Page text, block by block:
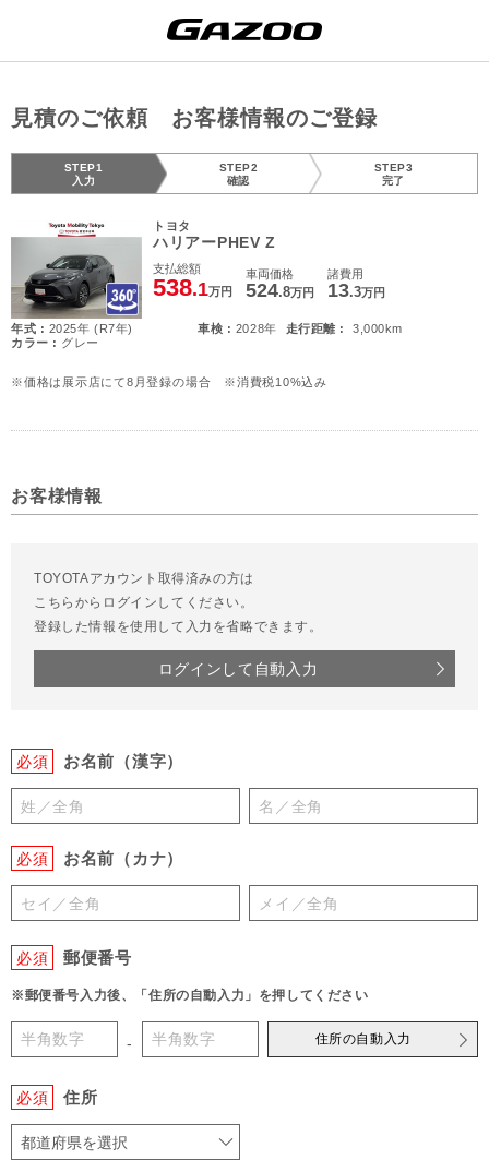
見積のご依頼 お客様情報のご登録
STEP1
入力
STEP2
確認
STEP3
完了
トヨタ
ハリアーPHEV Z
支払総額
538.1万円
車両価格
524.8万円
諸費用
13.3万円
年式 : 2025年 (R7年) 車検 : 2028年 走行距離 :
3,000km
カラー : グレー
※価格は展示店にて8月登録の場合 ※消費税10%込み
お客様情報
TOYOTAアカウント取得済みの方は
こちらからログインしてください。
登録した情報を使用して入力を省略できます。
ログインして自動入力
必須 お名前（漢字）
必須 お名前（カナ）
必須 郵便番号
※郵便番号入力後、「住所の自動入力」を押してください
- 住所の自動入力
必須 住所
都道府県を選択